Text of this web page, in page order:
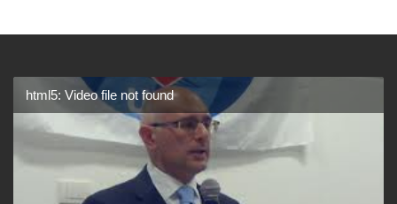
html5: Video file not found